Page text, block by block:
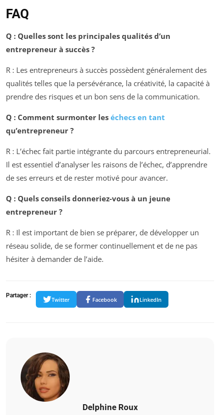
FAQ
Q : Quelles sont les principales qualités d’un
entrepreneur à succès ?
R : Les entrepreneurs à succès possèdent généralement des
qualités telles que la persévérance, la créativité, la capacité à
prendre des risques et un bon sens de la communication.
Q : Comment surmonter les échecs en tant
qu’entrepreneur ?
R : L’échec fait partie intégrante du parcours entrepreneurial.
Il est essentiel d’analyser les raisons de l’échec, d’apprendre
de ses erreurs et de rester motivé pour avancer.
Q : Quels conseils donneriez-vous à un jeune
entrepreneur ?
R : Il est important de bien se préparer, de développer un
réseau solide, de se former continuellement et de ne pas
hésiter à demander de l’aide.
Partager :
Twitter Facebook LinkedIn
Delphine Roux